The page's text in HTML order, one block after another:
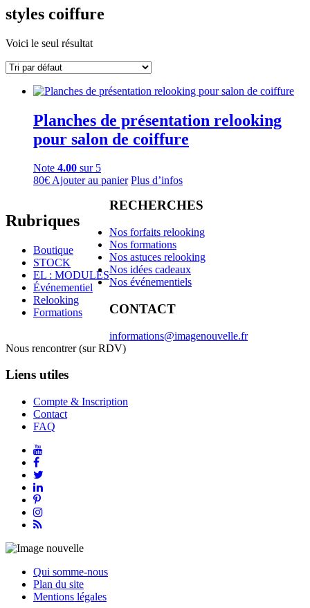
styles coiffure
Voici le seul résultat
Planches de présentation relooking
pour salon de coiffure
Note 4.00 sur 5
80€Ajouter au panier Plus d’infos
Rubriques
Boutique
STOCK
EL : MODULES
Événementiel
Relooking
Formations
RECHERCHES
Nos forfaits relooking
Nos formations
Nos astuces relooking
Nos idées cadeaux
Nos événementiels
CONTACT
informations@imagenouvelle.fr
Nous rencontrer (sur RDV)
Liens utiles
Compte & Inscription
Contact
FAQ
Qui somme-nous
Plan du site
Mentions légales